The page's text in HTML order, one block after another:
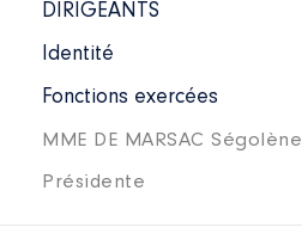
DIRIGEANTS
Identité
Fonctions exercées
MME DE MARSAC Ségolène
Présidente